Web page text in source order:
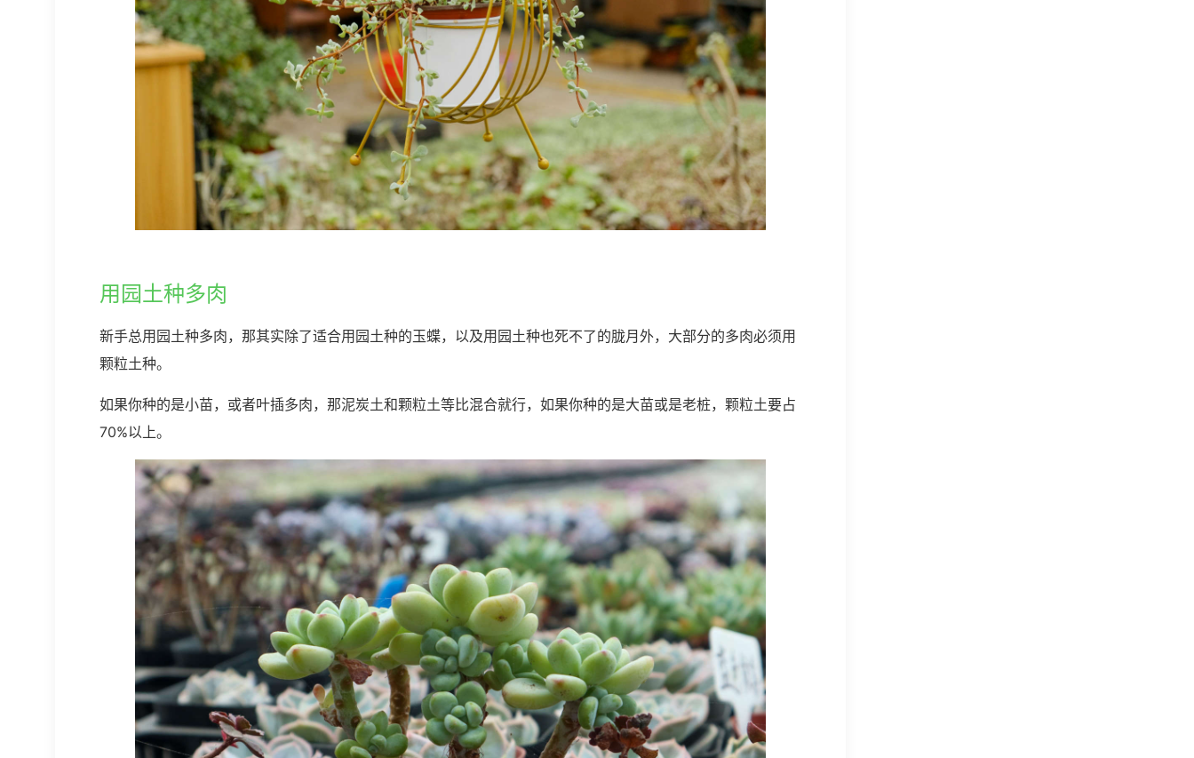
用园土种多肉
新手总用园土种多肉，那其实除了适合用园土种的玉蝶，以及用园土种也死不了的胧月外，大部分的多肉必须用
颗粒土种。
如果你种的是小苗，或者叶插多肉，那泥炭土和颗粒土等比混合就行，如果你种的是大苗或是老桩，颗粒土要占
70%以上。